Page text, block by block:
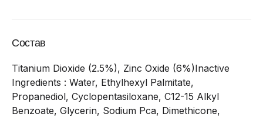
Состав
Titanium Dioxide (2.5%), Zinc Oxide (6%)Inactive
Ingredients : Water, Ethylhexyl Palmitate,
Propanediol, Cyclopentasiloxane, C12-15 Alkyl
Benzoate, Glycerin, Sodium Pca, Dimethicone,